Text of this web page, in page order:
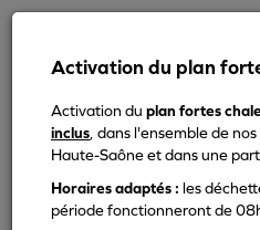
MENU
Activation du plan
Activation du plan fortes
inclus , dans l'ensemble de
Haute-Saône et dans une
Horaires adaptés : les
période fonctionneront de
Voir la liste des déchetteries